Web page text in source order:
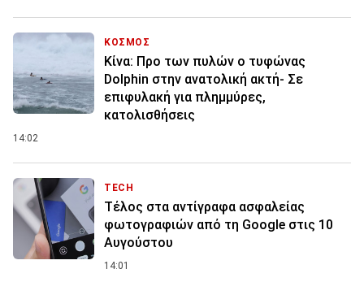
ΚΟΣΜΟΣ
Κίνα: Προ των πυλών ο τυφώνας
Dolphin στην ανατολική ακτή- Σε
επιφυλακή για πλημμύρες,
κατολισθήσεις
14:02
TECH
Τέλος στα αντίγραφα ασφαλείας
φωτογραφιών από τη Google στις 10
Αυγούστου
14:01